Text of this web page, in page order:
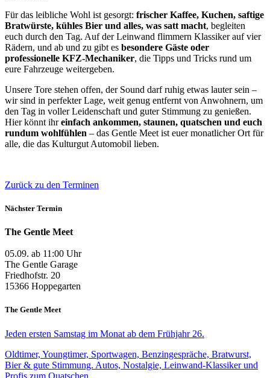
Für das leibliche Wohl ist gesorgt: frischer Kaffee, Kuchen, saftige
Bratwürste, kühles Bier und alles, was satt macht, begleiten
euch durch den Tag. Auf der Leinwand flimmern Klassiker auf vier
Rädern, und ab und zu gibt es besondere Gäste oder
professionelle KFZ-Mechaniker, die Tipps und Tricks rund um
eure Fahrzeuge weitergeben.
Unsere Tore stehen offen, der Sound darf ruhig etwas lauter sein –
wir sind in perfekter Lage, weit genug entfernt von Anwohnern, um
den Tag in voller Leidenschaft und guter Stimmung zu genießen.
Hier könnt ihreinfach ankommen, staunen, quatschen und euch
rundum wohlfühlen – das Gentle Meet ist euer monatlicher Ort für
alle, die das Kulturgut Automobil lieben.
Zurück zu den Terminen
Nächster Termin
The Gentle Meet
05.09. ab 11:00 Uhr
The Gentle Garage
Friedhofstr. 20
15366 Hoppegarten
The Gentle Meet
Jeden ersten Samstag im Monat ab dem Frühjahr 26.
Oldtimer, Youngtimer, Sportwagen, Benzingespräche, Bratwurst,
Bier & gute Stimmung. Autos, Nostalgie, Leinwand-Klassiker und
Profis zum Quatschen.